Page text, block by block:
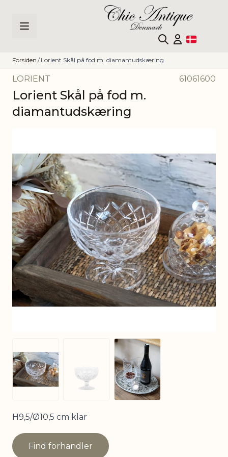
Forsiden / Lorient Skål på fod m. diamantudskæring
LORIENT 61061600
Lorient Skål på fod m.
diamantudskæring
View larger image
View larger image
View larger image
H9,5/Ø10,5 cm klar
Find forhandler